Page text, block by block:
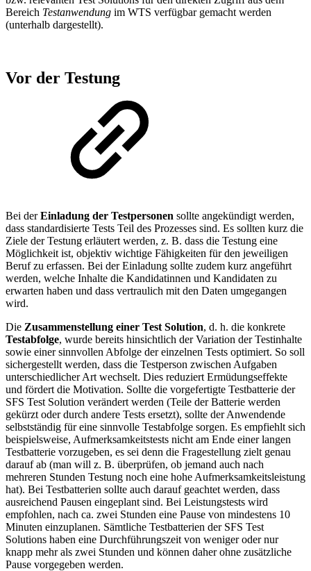
Bereich Testanwendung im WTS verfügbar gemacht werden
(unterhalb dargestellt).
Vor der Testung
Bei derEinladung der Testpersonen sollte angekündigt werden,
dass standardisierte Tests Teil des Prozesses sind. Es sollten kurz die
Ziele der Testung erläutert werden, z. B. dass die Testung eine
Möglichkeit ist, objektiv wichtige Fähigkeiten für den jeweiligen
Beruf zu erfassen. Bei der Einladung sollte zudem kurz angeführt
werden, welche Inhalte die Kandidatinnen und Kandidaten zu
erwarten haben und dass vertraulich mit den Daten umgegangen
wird.
Die Zusammenstellung einer Test Solution, d. h. die konkrete
Testabfolge, wurde bereits hinsichtlich der Variation der Testinhalte
sowie einer sinnvollen Abfolge der einzelnen Tests optimiert. So soll
sichergestellt werden, dass die Testperson zwischen Aufgaben
unterschiedlicher Art wechselt. Dies reduziert Ermüdungseffekte
und fördert die Motivation. Sollte die vorgefertigte Testbatterie der
SFS Test Solution verändert werden (Teile der Batterie werden
gekürzt oder durch andere Tests ersetzt), sollte der Anwendende
selbstständig für eine sinnvolle Testabfolge sorgen. Es empfiehlt sich
beispielsweise, Aufmerksamkeitstests nicht am Ende einer langen
Testbatterie vorzugeben, es sei denn die Fragestellung zielt genau
darauf ab (man will z. B. überprüfen, ob jemand auch nach
mehreren Stunden Testung noch eine hohe Aufmerksamkeitsleistung
hat). Bei Testbatterien sollte auch darauf geachtet werden, dass
ausreichend Pausen eingeplant sind. Bei Leistungstests wird
empfohlen, nach ca. zwei Stunden eine Pause von mindestens 10
Minuten einzuplanen. Sämtliche Testbatterien der SFS Test
Solutions haben eine Durchführungszeit von weniger oder nur
knapp mehr als zwei Stunden und können daher ohne zusätzliche
Pause vorgegeben werden.